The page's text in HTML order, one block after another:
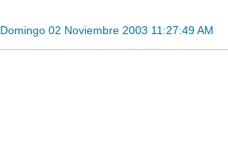
Domingo 02 Noviembre 2003 11:27:49 AM